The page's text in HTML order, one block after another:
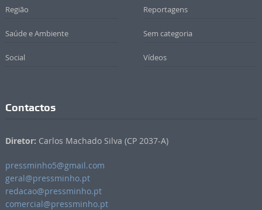
Região Reportagens
Saúde e Ambiente Sem categoria
Social Vídeos
Contactos
Diretor: Carlos Machado Silva (CP 2037-A)
pressminho5@gmail.com
geral@pressminho.pt
redacao@pressminho.pt
comercial@pressminho.pt